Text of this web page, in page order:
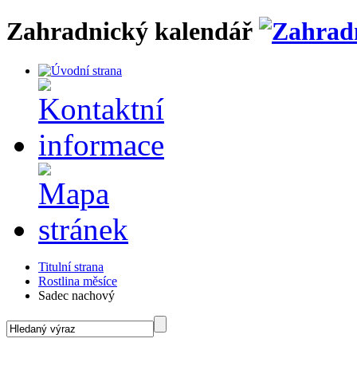
Zahradnický kalendář
Titulní strana
Rostlina měsíce
Sadec nachový